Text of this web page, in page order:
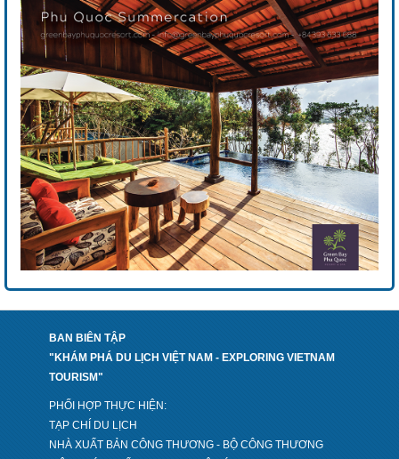
BAN BIÊN TẬP
"KHÁM PHÁ DU LỊCH VIỆT NAM - EXPLORING VIETNAM
TOURISM"
PHỐI HỢP THỰC HIỆN:
TẠP CHÍ DU LỊCH
NHÀ XUẤT BẢN CÔNG THƯƠNG - BỘ CÔNG THƯƠNG